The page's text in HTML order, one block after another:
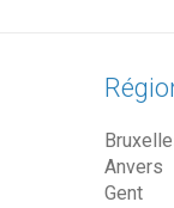
Anvers
Gent